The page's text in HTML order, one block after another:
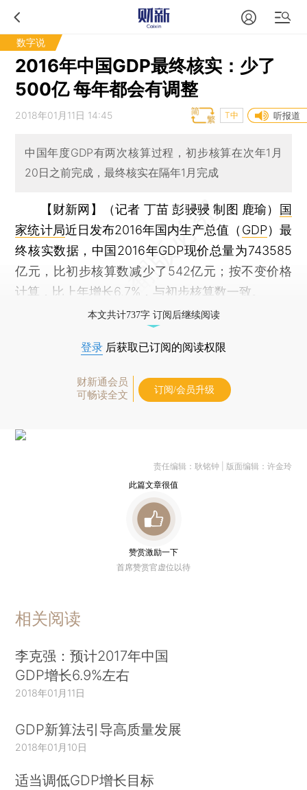
数字说
2016年中国GDP最终核实：少了
500亿 每年都会有调整
2018年01月11日 14:45 听报道
T中
中国年度GDP有两次核算过程，初步核算在次年1月
20日之前完成，最终核实在隔年1月完成
【财新网】（记者 丁苗 彭骎骎 制图 鹿瑜）
国
家统计局近日发布2016年国内生产总值（ GDP）最
终核实数据，中国2016年GDP现价总量为743585
亿元，比初步核算数减少了542亿元；按不变价格
计算，比上年增长6.7%，与初步核算数一致。
本文共计737字 订阅后继续阅读
登录 后获取已订阅的阅读权限
财新通会员
可畅读全文
订阅/会员升级
责任编辑：耿铭钟 | 版面编辑：许金玲
此篇文章很值
赞赏激励一下
首席赞赏官虚位以待
相关阅读
李克强：预计2017年中国
GDP增长6.9%左右
2018年01月11日
GDP新算法引导高质量发展
2018年01月10日
适当调低GDP增长目标